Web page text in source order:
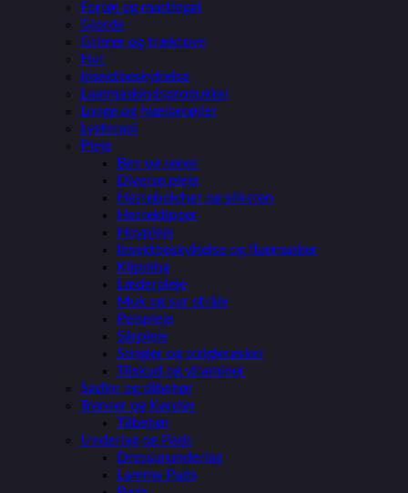
Fortøj og martingal
Gjorde
Grimer og træktove
Hut
Insektbeskyttelse
Lammeskindsprodukter
Longe og hjælpetøjler
Lysterapi
Pleje
Ben og sener
Diverse pleje
Hestebolcher og sliksten
Hesteklipper
Hovpleje
Insektbeskyttelse og fluemasker
Klipning
Læderpleje
Muk og sur stråle
Pelspleje
Sårpleje
Strigler og strigletasker
Tilskud og vitaminer
Sadler og tilbehør
Trenser og Kandar
Tilbehør
Underlag og Pads
Dressurunderlag
Lamme Pads